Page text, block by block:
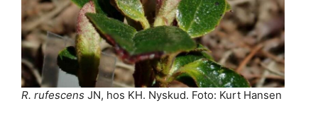
R. rufescens JN, hos KH. Nyskud. Foto: Kurt Hansen